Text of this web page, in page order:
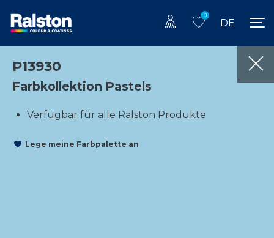
0
DE
P13930
Farbkollektion Pastels
Verfügbar für alle Ralston Produkte
Lege meine Farbpalette an